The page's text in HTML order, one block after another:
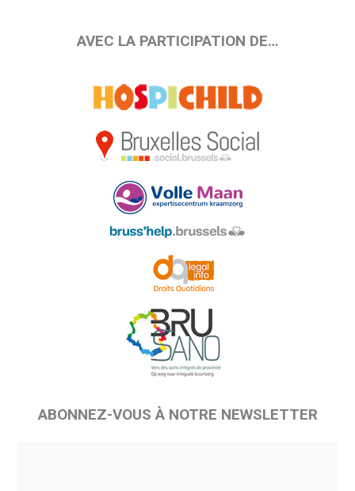
AVEC LA PARTICIPATION DE…
ABONNEZ-VOUS À NOTRE NEWSLETTER